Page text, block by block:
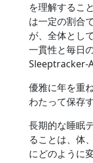
を理解するこ
は一定の割合
が、全体とし
一貫性と毎日
Sleeptracker-
優雅に年を重
わたって保存
長期的な睡眠
ることは、体
にどのように